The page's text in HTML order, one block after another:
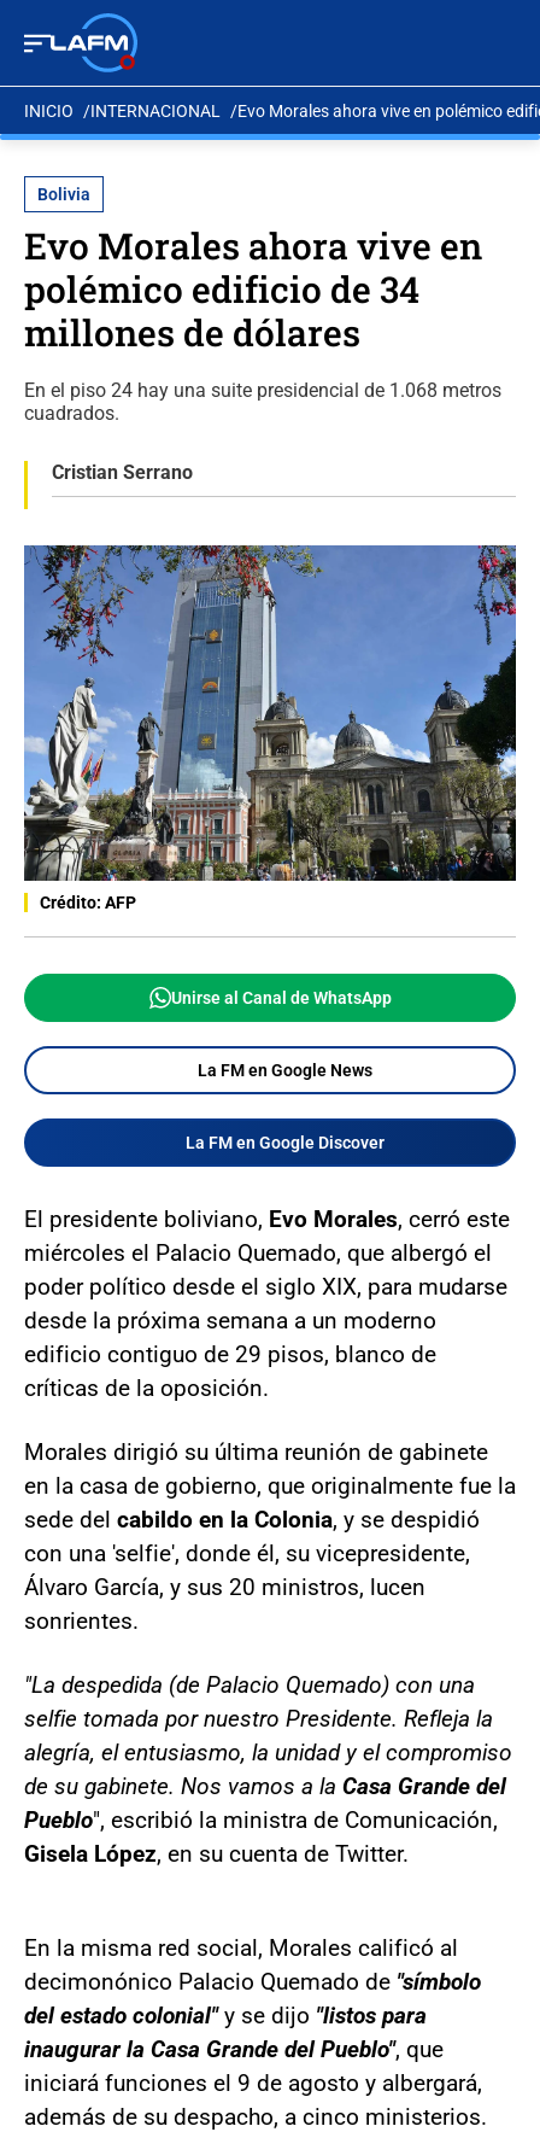
INICIO INTERNACIONAL Evo Morales ahora vive en polémico
Bolivia
Evo Morales ahora vive en
polémico edificio de 34
millones de dólares
En el piso 24 hay una suite presidencial de 1.068 metros
cuadrados.
Cristian Serrano
Crédito: AFP
Unirse al Canal de WhatsApp
La FM en Google News
La FM en Google Discover
El presidente boliviano, Evo Morales, cerró este
miércoles el Palacio Quemado, que albergó el
poder político desde el siglo XIX, para mudarse
desde la próxima semana a un moderno
edificio contiguo de 29 pisos, blanco de
críticas de la oposición.
Morales dirigió su última reunión de gabinete
en la casa de gobierno, que originalmente fue la
sede del cabildo en la Colonia, y se despidió
con una 'selfie', donde él, su vicepresidente,
Álvaro García, y sus 20 ministros, lucen
sonrientes.
"La despedida (de Palacio Quemado) con una
selfie tomada por nuestro Presidente. Refleja la
alegría, el entusiasmo, la unidad y el compromiso
de su gabinete. Nos vamos a la Casa Grande del
Pueblo", escribió la ministra de Comunicación,
Gisela López, en su cuenta de Twitter.
En la misma red social, Morales calificó al
decimonónico Palacio Quemado de "símbolo
del estado colonial"y se dijo "listos para
inaugurar la Casa Grande del Pueblo", que
iniciará funciones el 9 de agosto y albergará,
además de su despacho, a cinco ministerios.